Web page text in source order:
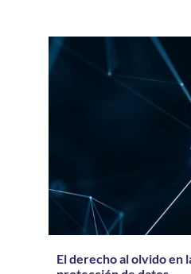
El derecho al olvido en